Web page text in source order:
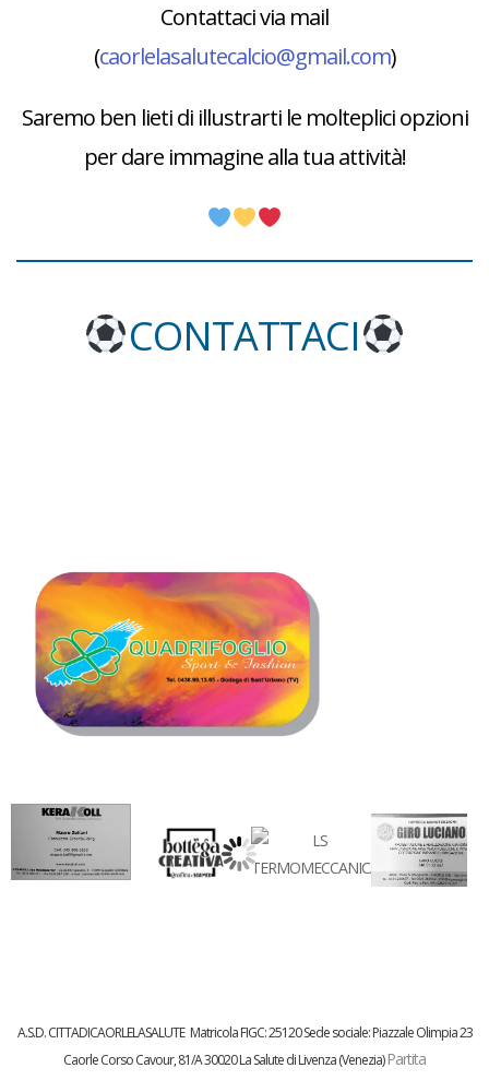
Contattaci via mail
(caorlelasalutecalcio@gmail.com)
Saremo ben lieti di illustrarti le molteplici opzioni
per dare immagine alla tua attività!
CONTATTACI
A.S.D. CITTADICAORLELASALUTE Matricola FIGC:25120Sede sociale: Piazzale Olimpia 23
CaorleCorso Cavour, 81/A 30020 La Salute di Livenza (Venezia)Partita